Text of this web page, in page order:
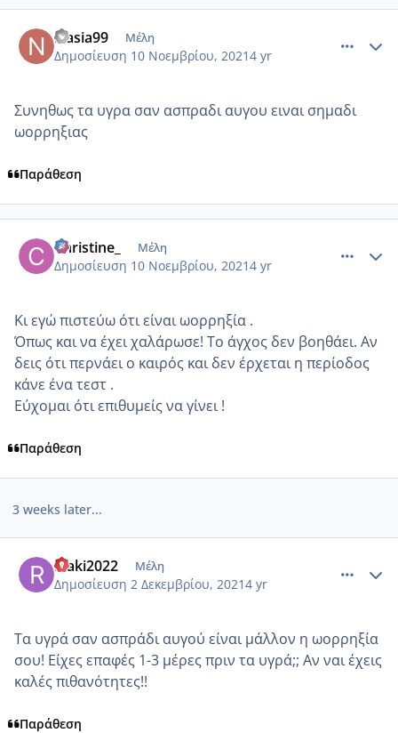
Nasia99 Μέλη
Δημοσίευση 10 Νοεμβρίου, 20214 yr
Συνηθως τα υγρα σαν ασπραδι αυγου ειναι σημαδι
ωορρηξιας
Παράθεση
Christine_ Μέλη
Δημοσίευση 10 Νοεμβρίου, 20214 yr
Κι εγώ πιστεύω ότι είναι ωορρηξία .
Όπως και να έχει χαλάρωσε! Το άγχος δεν βοηθάει. Αν
δεις ότι περνάει ο καιρός και δεν έρχεται η περίοδος
κάνε ένα τεστ .
Εύχομαι ότι επιθυμείς να γίνει !
Παράθεση
3 weeks later...
Riaki2022 Μέλη
Δημοσίευση 2 Δεκεμβρίου, 20214 yr
Τα υγρά σαν ασπράδι αυγού είναι μάλλον η ωορρηξία
σου! Είχες επαφές 1-3 μέρες πριν τα υγρά;; Αν ναι έχεις
καλές πιθανότητες!!
Παράθεση